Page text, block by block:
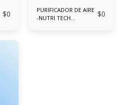
$0
PURIFICADOR DE AIRE
-NUTRI TECH
$0